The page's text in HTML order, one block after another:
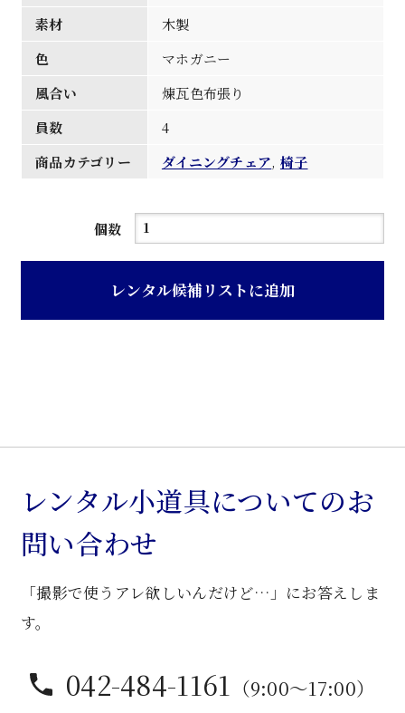
素材
木製
色
マホガニー
風合い
煉瓦色布張り
員数
4
商品カテゴリー
ダイニングチェア, 椅子
個数
マ
ニ
食
堂
椅
個
レンタル候補リストに追加
レンタル小道具についてのお
問い合わせ
「撮影で使うアレ欲しいんだけど…」にお答えしま
す。
042-484-1161 （9:00〜17:00）